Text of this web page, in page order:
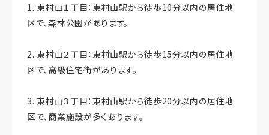
1. 東村山１丁目：東村山駅から徒歩10分以内の居住地
区で、森林公園があります。
2. 東村山２丁目：東村山駅から徒歩15分以内の居住地
区で、高級住宅街があります。
3. 東村山３丁目：東村山駅から徒歩20分以内の居住地
区で、商業施設が多くあります。